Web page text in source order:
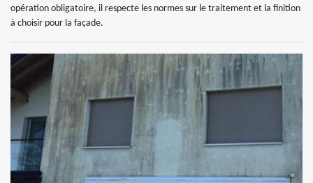
opération obligatoire, il respecte les normes sur le traitement et la finition
à choisir pour la façade.